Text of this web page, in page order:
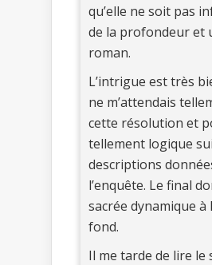
qu’elle ne soit pas
de la profondeur et
roman.
L’intrigue est très
ne m’attendais
cette résolution et
tellement logique
descriptions
l’enquête. Le final
sacrée dynamique à
fond.
Il me tarde de lire le